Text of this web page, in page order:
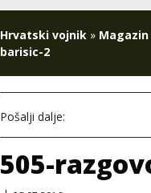
Hrvatski vojnik » Magazin
barisic-2
Pošalji dalje:
505-